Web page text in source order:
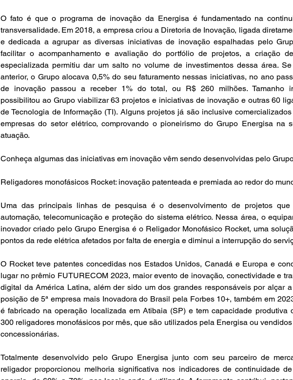
O fato é que o programa de inovação da Energisa é fundamentado na
transversalidade. Em 2018, a empresa criou a Diretoria de Inovação, ligada
e dedicada a agrupar as diversas iniciativas de inovação espalhadas pelo
facilitar o acompanhamento e avaliação do portfólio de projetos, a criação
especializada permitiu dar um salto no volume de investimentos dessa área.
anterior, o Grupo alocava 0,5% do seu faturamento nessas iniciativas, no ano
de inovação passou a receber 1% do total, ou R$ 260 milhões. Tamanho
possibilitou ao Grupo viabilizar 63 projetos e iniciativas de inovação e outras 60
de Tecnologia de Informação (TI). Alguns projetos já são inclusive
empresas do setor elétrico, comprovando o pioneirismo do Grupo Energisa na
atuação.
Conheça algumas das iniciativas em inovação vêm sendo desenvolvidas pelo
Religadores monofásicos Rocket: inovação patenteada e premiada ao redor do
Uma das principais linhas de pesquisa é o desenvolvimento de projetos que
automação, telecomunicação e proteção do sistema elétrico. Nessa área, o
inovador criado pelo Grupo Energisa é o Religador Monofásico Rocket, uma
pontos da rede elétrica afetados por falta de energia e diminui a interrupção do
O Rocket teve patentes concedidas nos Estados Unidos, Canadá e Europa e
lugar no prêmio FUTURECOM 2023, maior evento de inovação, conectividade e
digital da América Latina, além der sido um dos grandes responsáveis por alçar
posição de 5ª empresa mais Inovadora do Brasil pela Forbes 10+, também em
é fabricado na operação localizada em Atibaia (SP) e tem capacidade produtiva
300 religadores monofásicos por mês, que são utilizados pela Energisa ou
concessionárias.
Totalmente desenvolvido pelo Grupo Energisa junto com seu parceiro de
religador proporcionou melhoria significativa nos indicadores de continuidade